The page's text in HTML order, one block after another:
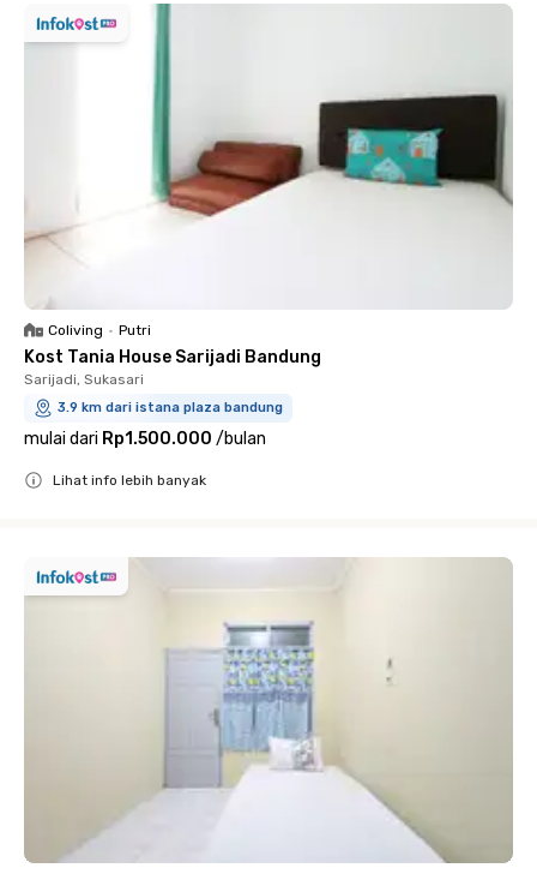
Coliving • Putri
Kost Tania House Sarijadi Bandung
Sarijadi, Sukasari
3.9 km dari istana plaza bandung
mulai dari Rp1.500.000 /bulan
Lihat info lebih banyak